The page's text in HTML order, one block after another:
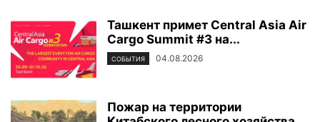
Ташкент примет Central Asia Air
Cargo Summit #3 на...
СОБЫТИЯ 04.08.2026
Пожар на территории